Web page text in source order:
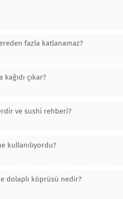
fazla katlanamaz?
çıkar?
ve sushi rehberi?
kullanılıyordu?
dolaplı köprüsü nedir?